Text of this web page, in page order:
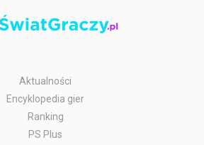
Aktualności
Encyklopedia gier
Ranking
PS Plus